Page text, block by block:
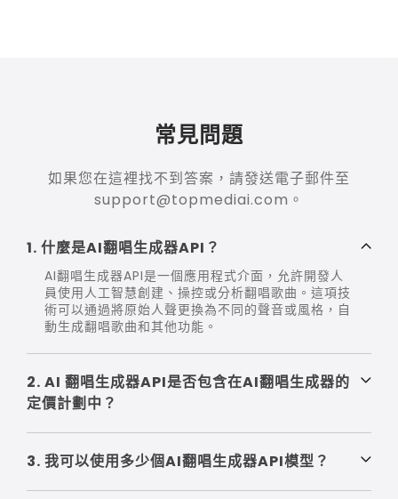
常見問題
如果您在這裡找不到答案，請發送電子郵件至
support@topmediai.com。
1. 什麼是AI翻唱生成器API？
AI翻唱生成器API是一個應用程式介面，允許開發人
員使用人工智慧創建、操控或分析翻唱歌曲。這項技
術可以通過將原始人聲更換為不同的聲音或風格，自
動生成翻唱歌曲和其他功能。
2. AI 翻唱生成器API是否包含在AI翻唱生成器的
定價計劃中？
3. 我可以使用多少個AI翻唱生成器API模型？